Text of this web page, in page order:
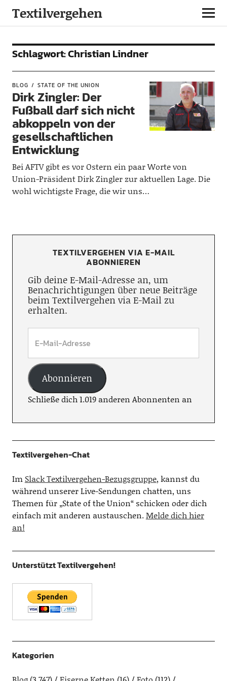
Textilvergehen
Schlagwort:Christian Lindner
BLOG STATE OF THE UNION
Dirk Zingler: Der
Fußball darf sich nicht
abkoppeln von der
gesellschaftlichen
Entwicklung
Bei AFTV gibt es vor Ostern ein paar Worte von
Union-Präsident Dirk Zingler zur aktuellen Lage. Die
wohl wichtigste Frage, die wir uns…
TEXTILVERGEHEN VIA E-MAIL
ABONNIEREN
Gib deine E-Mail-Adresse an, um
Benachrichtigungen über neue Beiträge
beim Textilvergehen via E-Mail zu
erhalten.
Abonnieren
Schließe dich 1.019 anderen Abonnenten an
Textilvergehen-Chat
Im Slack Textilvergehen-Bezugsgruppe, kannst du
während unserer Live-Sendungen chatten, uns
Themen für „State of the Union“ schicken oder dich
einfach mit anderen austauschen.Melde dich hier
an!
Unterstützt Textilvergehen!
Kategorien